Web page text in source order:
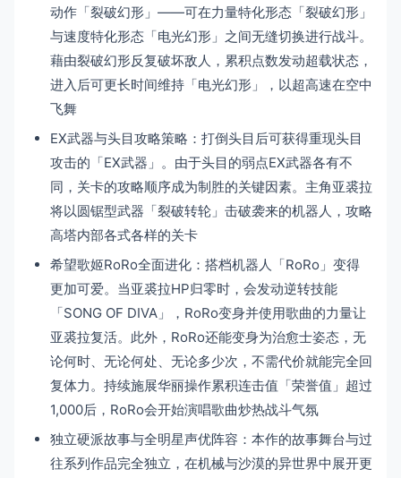
动作「裂破幻形」——可在力量特化形态「裂破幻形」
与速度特化形态「电光幻形」之间无缝切换进行战斗。
藉由裂破幻形反复破坏敌人，累积点数发动超载状态，
进入后可更长时间维持「电光幻形」，以超高速在空中
飞舞
EX武器与头目攻略策略：打倒头目后可获得重现头目
攻击的「EX武器」。由于头目的弱点EX武器各有不
同，关卡的攻略顺序成为制胜的关键因素。主角亚裘拉
将以圆锯型武器「裂破转轮」击破袭来的机器人，攻略
高塔内部各式各样的关卡
希望歌姬RoRo全面进化：搭档机器人「RoRo」变得
更加可爱。当亚裘拉HP归零时，会发动逆转技能
「SONG OF DIVA」，RoRo变身并使用歌曲的力量让
亚裘拉复活。此外，RoRo还能变身为治愈士姿态，无
论何时、无论何处、无论多少次，不需代价就能完全回
复体力。持续施展华丽操作累积连击值「荣誉值」超过
1,000后，RoRo会开始演唱歌曲炒热战斗气氛
独立硬派故事与全明星声优阵容：本作的故事舞台与过
往系列作品完全独立，在机械与沙漠的异世界中展开更